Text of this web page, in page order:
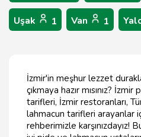
Uşak 1 Van 1
İzmir'in meşhur lezzet
çıkmaya hazır mısınız?
tarifleri, İzmir restoranları,
lahmacun tarifleri arayanlar
rehberimizle karşınızdayız!